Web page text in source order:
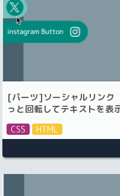
[パーツ]ソーシャルリンク
っと回転してテキストを表
CSS HTML